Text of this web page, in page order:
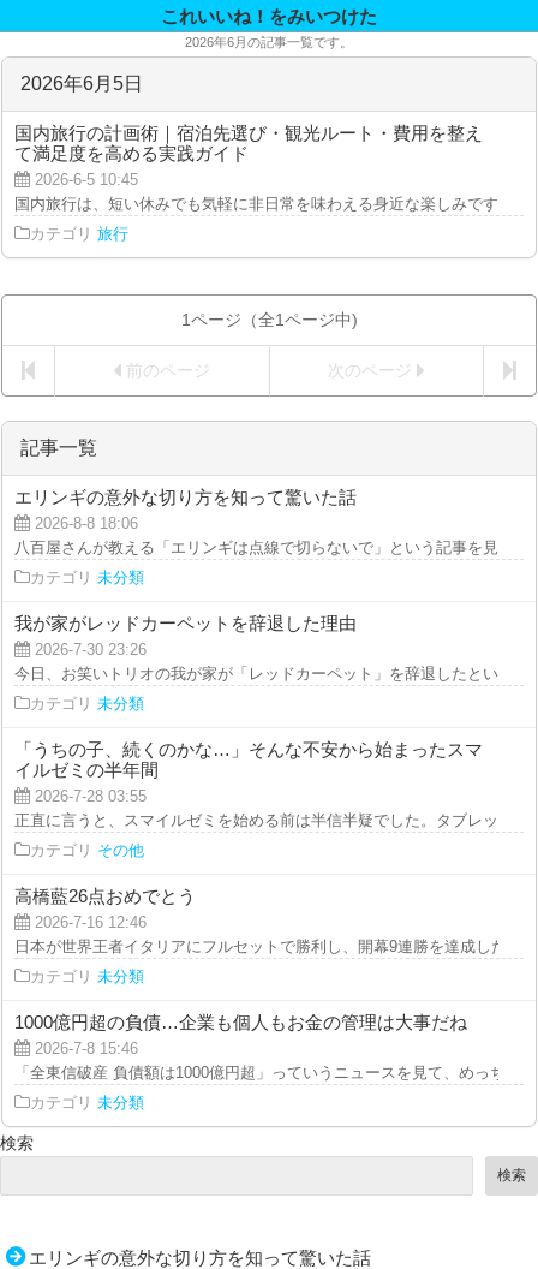
これいいね！をみいつけた
2026年6月の記事一覧です。
2026年6月5日
国内旅行の計画術｜宿泊先選び・観光ルート・費用を整え
て満足度を高める実践ガイド
2026-6-5 10:45
国内旅行は、短い休みでも気軽に非日常を味わえる身近な楽しみです。温
カテゴリ 旅行
1ページ（全1ページ中)
前のページ 次のページ
記事一覧
エリンギの意外な切り方を知って驚いた話
2026-8-8 18:06
八百屋さんが教える「エリンギは点線で切らないで」という記事を見て驚
カテゴリ 未分類
我が家がレッドカーペットを辞退した理由
2026-7-30 23:26
今日、お笑いトリオの我が家が「レッドカーペット」を辞退したというニ
カテゴリ 未分類
「うちの子、続くのかな…」そんな不安から始まったスマ
イルゼミの半年間
2026-7-28 03:55
正直に言うと、スマイルゼミを始める前は半信半疑でした。タブレット学
カテゴリ その他
高橋藍26点おめでとう
2026-7-16 12:46
日本が世界王者イタリアにフルセットで勝利し、開幕9連勝を達成したと
カテゴリ 未分類
1000億円超の負債…企業も個人もお金の管理は大事だね
2026-7-8 15:46
「全東信破産 負債額は1000億円超」っていうニュースを見て、めっちゃ
カテゴリ 未分類
検索
検索
エリンギの意外な切り方を知って驚いた話